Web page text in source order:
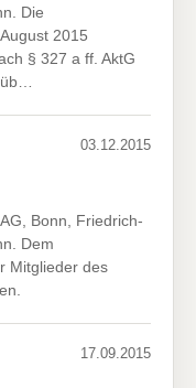
Die
2015
§ 327 a ff. AktG
03.12.2015
Bonn, Friedrich-
Dem
Mitglieder des
17.09.2015